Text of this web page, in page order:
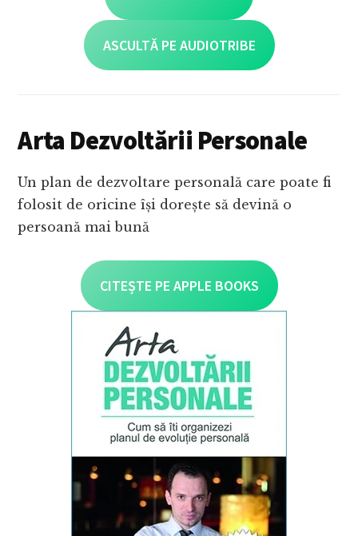
ASCULTĂ PE AUDIOTRIBE
Arta Dezvoltării Personale
Un plan de dezvoltare personală care poate fi
folosit de oricine își dorește să devină o
persoană mai bună
CITEȘTE PE APPLE BOOKS